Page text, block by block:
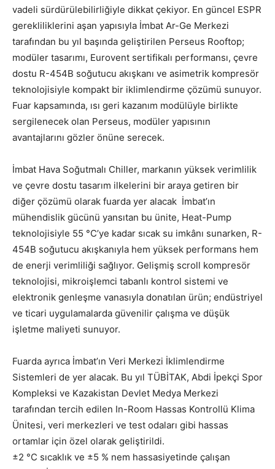
vadeli sürdürülebilirliğiyle dikkat çekiyor. En güncel ESPR
gerekliliklerini aşan yapısıyla İmbat Ar-Ge Merkezi
tarafından bu yıl başında geliştirilen Perseus Rooftop;
modüler tasarımı, Eurovent sertifikalı performansı, çevre
dostu R-454B soğutucu akışkanı ve asimetrik kompresör
teknolojisiyle kompakt bir iklimlendirme çözümü sunuyor.
Fuar kapsamında, ısı geri kazanım modülüyle birlikte
sergilenecek olan Perseus, modüler yapısının
avantajlarını gözler önüne serecek.
İmbat Hava Soğutmalı Chiller, markanın yüksek verimlilik
ve çevre dostu tasarım ilkelerini bir araya getiren bir
diğer çözümü olarak fuarda yer alacak İmbat’ın
mühendislik gücünü yansıtan bu ünite, Heat-Pump
teknolojisiyle 55 °C’ye kadar sıcak su imkânı sunarken, R-
454B soğutucu akışkanıyla hem yüksek performans hem
de enerji verimliliği sağlıyor. Gelişmiş scroll kompresör
teknolojisi, mikroişlemci tabanlı kontrol sistemi ve
elektronik genleşme vanasıyla donatılan ürün; endüstriyel
ve ticari uygulamalarda güvenilir çalışma ve düşük
işletme maliyeti sunuyor.
Fuarda ayrıca İmbat’ın Veri Merkezi İklimlendirme
Sistemleri de yer alacak. Bu yıl TÜBİTAK, Abdi İpekçi Spor
Kompleksi ve Kazakistan Devlet Medya Merkezi
tarafından tercih edilen In-Room Hassas Kontrollü Klima
Ünitesi, veri merkezleri ve test odaları gibi hassas
ortamlar için özel olarak geliştirildi.
±2 °C sıcaklık ve ±5 % nem hassasiyetinde çalışan